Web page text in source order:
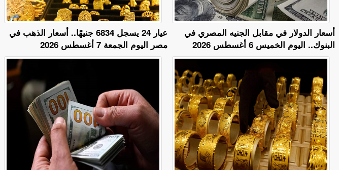
عيار 24 يسجل 6834 جنيهًا.. أسعار الذهب في
مصر اليوم الجمعة 7 أغسطس 2026
أسعار الدولار في مقابل الجنيه المصري في
البنوك.. اليوم الخميس 6 أغسطس 2026